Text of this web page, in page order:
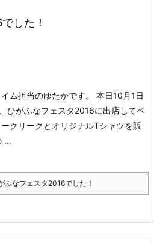
した！
ム担当のゆたかです。
本日10月1日
ひがふなフェスタ2016に出店してベ
ークリークとオリジナルTシャツを販
...
ふなフェスタ2016でした！